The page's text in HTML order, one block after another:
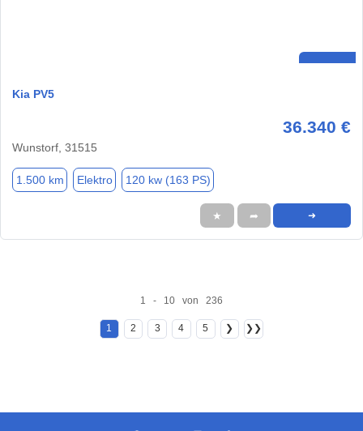
Kia PV5
36.340 €
Wunstorf, 31515
1.500 km Elektro 120 kw (163 PS)
★ ➦ ➜
1 - 10 von 236
1 2 3 4 5 ❯ ❯❯